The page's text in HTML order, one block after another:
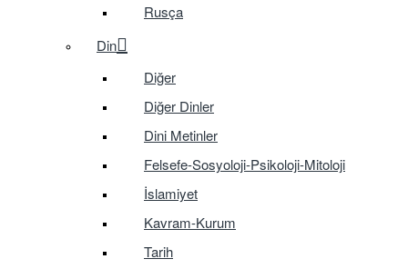
Rusça
Din
Diğer
Diğer Dinler
Dini Metinler
Felsefe-Sosyoloji-Psikoloji-Mitoloji
İslamiyet
Kavram-Kurum
Tarih